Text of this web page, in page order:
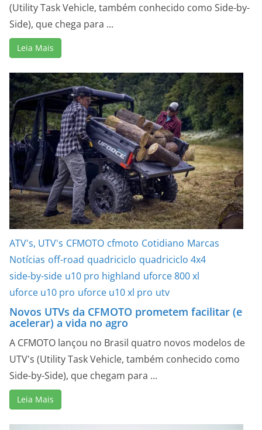
(Utility Task Vehicle, também conhecido como Side-by-
Side), que chega para ...
Leia Mais
ATV's, UTV's CFMOTO cfmoto Cotidiano Marcas
Notícias off-road quadriciclo quadriciclo 4x4
side-by-side u10 pro highland uforce 800 xl
uforce u10 pro uforce u10 xl pro utv
Novos UTVs da CFMOTO prometem facilitar (e
acelerar) a vida no agro
A CFMOTO lançou no Brasil quatro novos modelos de
UTV's (Utility Task Vehicle, também conhecido como
Side-by-Side), que chegam para ...
Leia Mais